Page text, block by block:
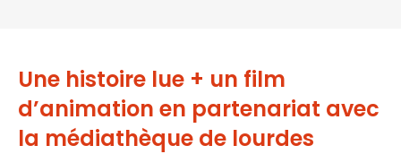
Une histoire lue + un film
d’animation en partenariat avec
la médiathèque de lourdes